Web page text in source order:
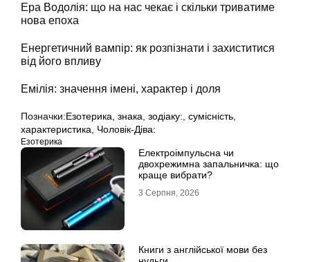
Ера Водолія: що на нас чекає і скільки триватиме
нова епоха
Енергетичний вампір: як розпізнати і захиститися
від його впливу
Емілія: значення імені, характер і доля
Позначки:Езотерика, знака, зодіаку:, сумісність,
характеристика, Чоловік-Діва:
Езотерика
Електроімпульсна чи
двохрежимна запальничка: що
краще вибрати?
3 Серпня, 2026
Книги з англійської мови без